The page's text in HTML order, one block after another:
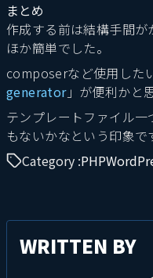
まとめ
作成する前は結構手間
ほか簡単でした。
composerなど使用した
generator」が便利かと
テンプレートファイル
もないかなという印象で
Category :PHP
WRITTEN BY